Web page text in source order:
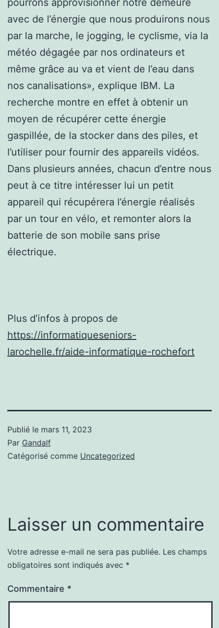
avec de l’énergie que nous produirons nous
par la marche, le jogging, le cyclisme, via la
météo dégagée par nos ordinateurs et
même grâce au va et vient de l’eau dans
nos canalisations», explique IBM. La
recherche montre en effet à obtenir un
moyen de récupérer cette énergie
gaspillée, de la stocker dans des piles, et
l’utiliser pour fournir des appareils vidéos.
Dans plusieurs années, chacun d’entre nous
peut à ce titre intéresser lui un petit
appareil qui récupérera l’énergie réalisés
par un tour en vélo, et remonter alors la
batterie de son mobile sans prise
électrique.
Plus d’infos à propos de
https://informatiqueseniors-
larochelle.fr/aide-informatique-rochefort
Publié le mars 11, 2023
Par Gandalf
Catégorisé comme Uncategorized
Laisser un commentaire
Votre adresse e-mail ne sera pas publiée. Les champs
obligatoires sont indiqués avec *
Commentaire *